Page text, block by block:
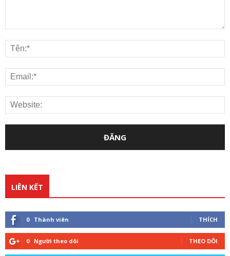
LIÊN KẾT
0 Thành viên THÍCH
0 Người theo dõi THEO DÕI